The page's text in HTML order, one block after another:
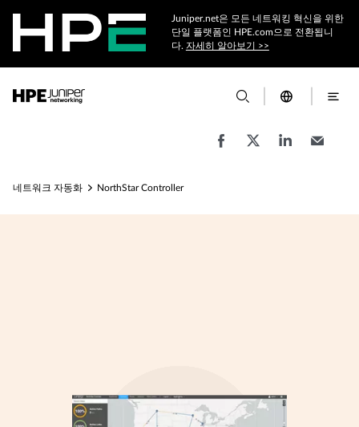
Juniper.net은 모든 네트워킹 혁신을 위한
단일 플랫폼인 HPE.com으로 전환됩니
다. 자세히 알아보기 >>
네트워크 자동화 NorthStar Controller